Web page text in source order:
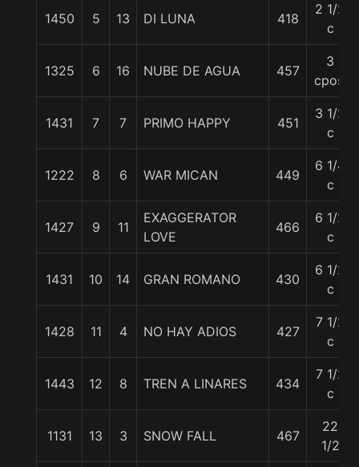
1450 5 13 DI LUNA 418
2 1/2
c
1325 6 16 NUBE DE AGUA 457
3
cpos.
1431 7 7 PRIMO HAPPY 451
3 1/2
c
1222 8 6 WAR MICAN 449
6 1/4
c
1427 9 11
EXAGGERATOR
LOVE
466
6 1/2
c
1431 10 14 GRAN ROMANO 430
6 1/2
c
1428 11 4 NO HAY ADIOS 427
7 1/2
c
1443 12 8 TREN A LINARES 434
7 1/2
c
1131 13 3 SNOW FALL 467
22
1/2